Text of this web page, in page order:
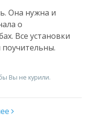
Она нужна и
о
Все установки
Вы не курили.